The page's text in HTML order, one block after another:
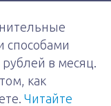
способами
в месяц.
как
Читайте